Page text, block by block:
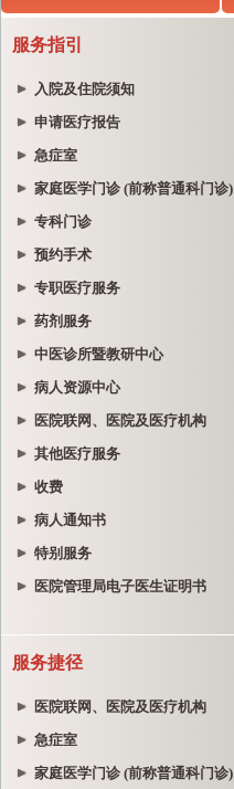
服务指引
入院及住院须知
申请医疗报告
急症室
家庭医学门诊 (前称普通科门诊)
专科门诊
预约手术
专职医疗服务
药剂服务
中医诊所暨教研中心
病人资源中心
医院联网、医院及医疗机构
其他医疗服务
收费
病人通知书
特别服务
医院管理局电子医生证明书
服务捷径
医院联网、医院及医疗机构
急症室
家庭医学门诊 (前称普通科门诊)